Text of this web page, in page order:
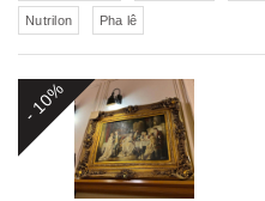
Nutrilon Pha lê
- 10%